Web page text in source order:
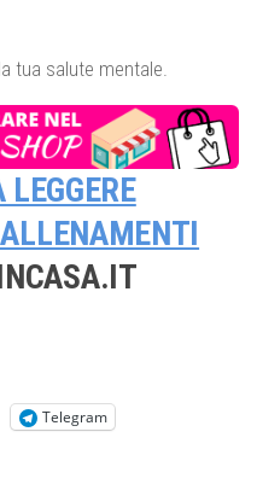
tua salute mentale.
Telegram